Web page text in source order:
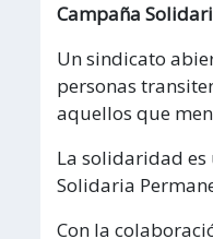
Campaña
Un sindicato
personas
aquellos que
La solidaridad es
Solidaria
Con la